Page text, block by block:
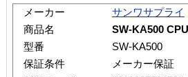
メーカー
サンワサプライ
商品名
SW-KA500
型番
SW-KA500
保証条件
メーカー保証